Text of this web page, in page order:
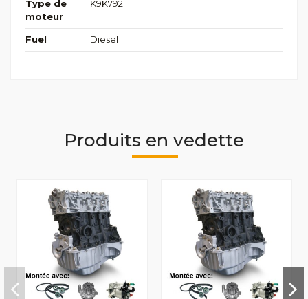
Type de
moteur
K9K792
Fuel Diesel
Produits en vedette